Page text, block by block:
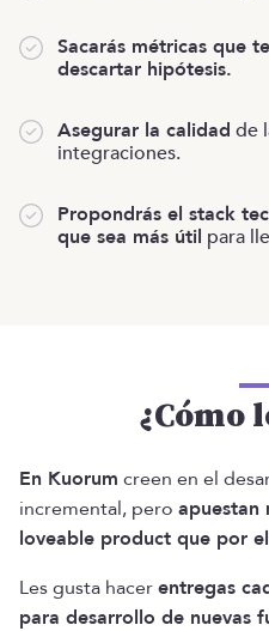
Sacarás métricas que
descartar hipótesis.
Asegurar la calidad de
integraciones.
Propondrás el stack
que sea más útil para
¿Cómo
En Kuorum creen en el
incremental, pero apuestan
loveable product que por
Les gusta hacerentregas
para desarrollo de nuevas